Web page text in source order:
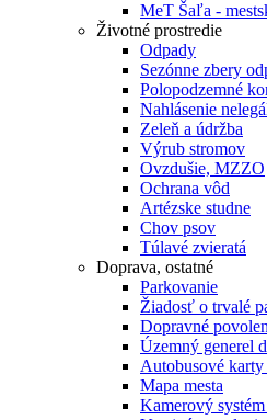
MeT Šaľa -
Životné prostredie
Odpady
Sezónne zbery
Polopodzemné
Nahlásenie
Zeleň a údržba
Výrub stromov
Ovzdušie, MZZO
Ochrana vôd
Artézske studne
Chov psov
Túlavé zvieratá
Doprava, ostatné
Parkovanie
Žiadosť o trvalé
Dopravné
Územný generel
Autobusové
Mapa mesta
Kamerový